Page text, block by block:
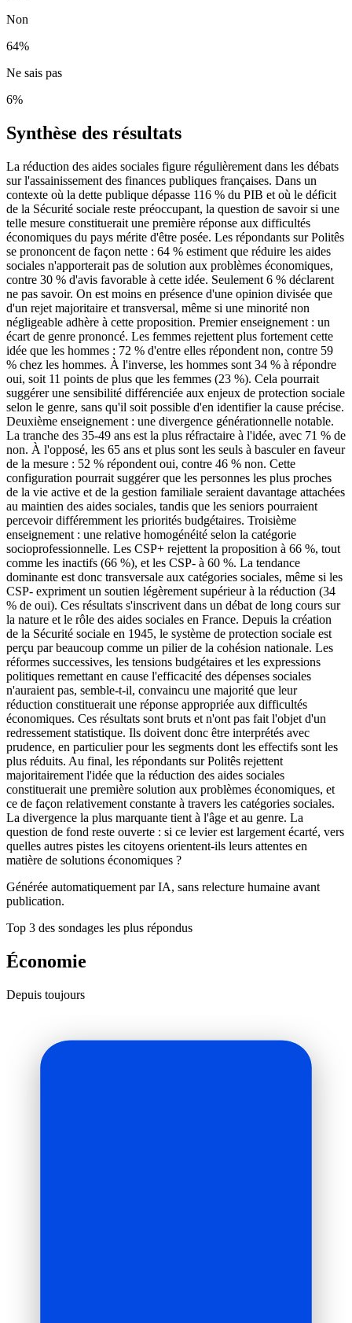
Non
64%
Ne sais pas
6%
Synthèse des résultats
La réduction des aides sociales figure régulièrement dans les débats
sur l'assainissement des finances publiques françaises. Dans un
contexte où la dette publique dépasse 116 % du PIB et où le déficit
de la Sécurité sociale reste préoccupant, la question de savoir si une
telle mesure constituerait une première réponse aux difficultés
économiques du pays mérite d'être posée. Les répondants sur Politês
se prononcent de façon nette : 64 % estiment que réduire les aides
sociales n'apporterait pas de solution aux problèmes économiques,
contre 30 % d'avis favorable à cette idée. Seulement 6 % déclarent
ne pas savoir. On est moins en présence d'une opinion divisée que
d'un rejet majoritaire et transversal, même si une minorité non
négligeable adhère à cette proposition. Premier enseignement : un
écart de genre prononcé. Les femmes rejettent plus fortement cette
idée que les hommes : 72 % d'entre elles répondent non, contre 59
% chez les hommes. À l'inverse, les hommes sont 34 % à répondre
oui, soit 11 points de plus que les femmes (23 %). Cela pourrait
suggérer une sensibilité différenciée aux enjeux de protection sociale
selon le genre, sans qu'il soit possible d'en identifier la cause précise.
Deuxième enseignement : une divergence générationnelle notable.
La tranche des 35-49 ans est la plus réfractaire à l'idée, avec 71 % de
non. À l'opposé, les 65 ans et plus sont les seuls à basculer en faveur
de la mesure : 52 % répondent oui, contre 46 % non. Cette
configuration pourrait suggérer que les personnes les plus proches
de la vie active et de la gestion familiale seraient davantage attachées
au maintien des aides sociales, tandis que les seniors pourraient
percevoir différemment les priorités budgétaires. Troisième
enseignement : une relative homogénéité selon la catégorie
socioprofessionnelle. Les CSP+ rejettent la proposition à 66 %, tout
comme les inactifs (66 %), et les CSP- à 60 %. La tendance
dominante est donc transversale aux catégories sociales, même si les
CSP- expriment un soutien légèrement supérieur à la réduction (34
% de oui). Ces résultats s'inscrivent dans un débat de long cours sur
la nature et le rôle des aides sociales en France. Depuis la création
de la Sécurité sociale en 1945, le système de protection sociale est
perçu par beaucoup comme un pilier de la cohésion nationale. Les
réformes successives, les tensions budgétaires et les expressions
politiques remettant en cause l'efficacité des dépenses sociales
n'auraient pas, semble-t-il, convaincu une majorité que leur
réduction constituerait une réponse appropriée aux difficultés
économiques. Ces résultats sont bruts et n'ont pas fait l'objet d'un
redressement statistique. Ils doivent donc être interprétés avec
prudence, en particulier pour les segments dont les effectifs sont les
plus réduits. Au final, les répondants sur Politês rejettent
majoritairement l'idée que la réduction des aides sociales
constituerait une première solution aux problèmes économiques, et
ce de façon relativement constante à travers les catégories sociales.
La divergence la plus marquante tient à l'âge et au genre. La
question de fond reste ouverte : si ce levier est largement écarté, vers
quelles autres pistes les citoyens orientent-ils leurs attentes en
matière de solutions économiques ?
Générée automatiquement par IA, sans relecture humaine avant
publication.
Top 3 des sondages les plus répondus
Économie
Depuis toujours